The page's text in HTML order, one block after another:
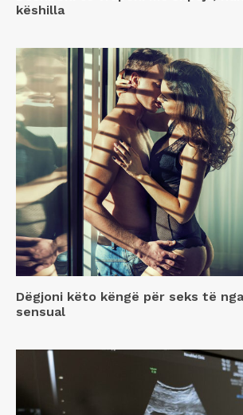
këshilla
Dëgjoni këto këngë për seks të
sensual